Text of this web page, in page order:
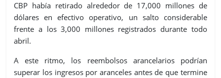
CBP había retirado alrededor de 17,000 millones de
dólares en efectivo operativo, un salto considerable
frente a los 3,000 millones registrados durante todo
abril.
A este ritmo, los reembolsos arancelarios podrían
superar los ingresos por aranceles antes de que termine